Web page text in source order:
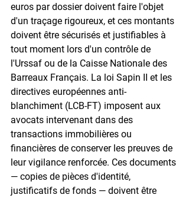
euros par dossier doivent faire l'objet
d'un traçage rigoureux, et ces montants
doivent être sécurisés et justifiables à
tout moment lors d'un contrôle de
l'Urssaf ou de la Caisse Nationale des
Barreaux Français. La loi Sapin II et les
directives européennes anti-
blanchiment (LCB-FT) imposent aux
avocats intervenant dans des
transactions immobilières ou
financières de conserver les preuves de
leur vigilance renforcée. Ces documents
— copies de pièces d'identité,
justificatifs de fonds — doivent être